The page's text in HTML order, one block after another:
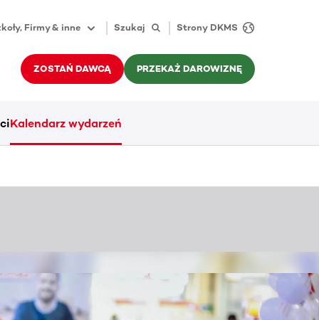
Firmy & inne Szukaj Strony DKMS
ZOSTAŃ DAWCĄ PRZEKAŻ DAROWIZNĘ
Kalendarz wydarzeń